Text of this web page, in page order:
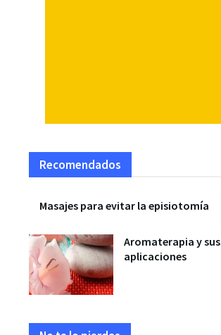
Recomendados
Masajes para evitar la episiotomía
Aromaterapia y sus
aplicaciones